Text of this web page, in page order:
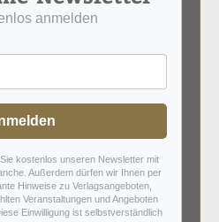
anmelden
kostenlos unseren Newsletter mit
Außerdem dürfen wir Ihnen per
Hinweise zu Verlagsangeboten,
Veranstaltungen und Angeboten
Einwilligung ist selbstverständlich